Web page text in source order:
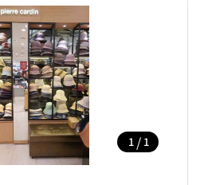
1 / 1